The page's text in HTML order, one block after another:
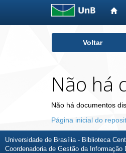
Voltar
Não há
Não há documentos
Página inicial do
Universidade de Brasília - Biblioteca
Coordenadoria de Gestão da Informação